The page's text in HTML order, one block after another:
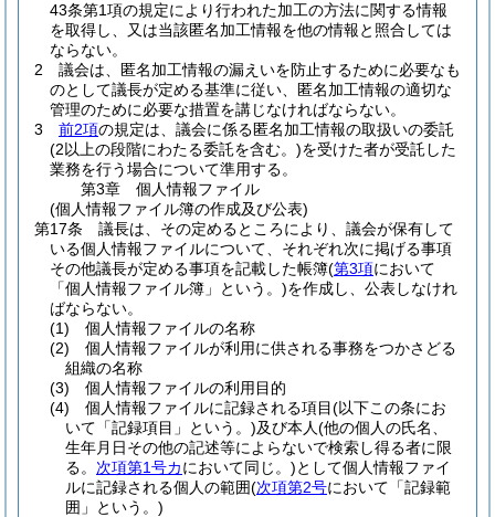
43条第1項の規定により行われた加工の方法に関する情報
を取得し、又は当該匿名加工情報を他の情報と照合しては
ならない。
2
議会は、匿名加工情報の漏えいを防止するために必要なも
のとして議長が定める基準に従い、匿名加工情報の適切な
管理のために必要な措置を講じなければならない。
3
前2項の規定は、議会に係る匿名加工情報の取扱いの委託
(2以上の段階にわたる委託を含む。)を受けた者が受託した
業務を行う場合について準用する。
第3章
個人情報ファイル
(個人情報ファイル簿の作成及び公表)
第17条
議長は、その定めるところにより、議会が保有して
いる個人情報ファイルについて、それぞれ次に掲げる事項
その他議長が定める事項を記載した帳簿(第3項において
「個人情報ファイル簿」という。)を作成し、公表しなけれ
ばならない。
(1)
個人情報ファイルの名称
(2)
個人情報ファイルが利用に供される事務をつかさどる
組織の名称
(3)
個人情報ファイルの利用目的
(4)
個人情報ファイルに記録される項目(以下この条にお
いて「記録項目」という。)及び本人(他の個人の氏名、
生年月日その他の記述等によらないで検索し得る者に限
る。 次項第1号カにおいて同じ。)として個人情報ファイ
ルに記録される個人の範囲(次項第2号において「記録範
囲」という。)